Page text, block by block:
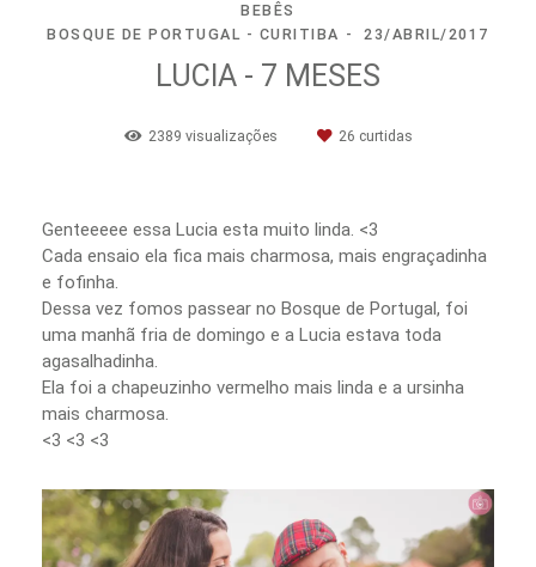
BEBÊS
BOSQUE DE PORTUGAL - CURITIBA
23/ABRIL/2017
LUCIA - 7 MESES
2389 visualizações 26 curtidas
Genteeeee essa Lucia esta muito linda. <3
Cada ensaio ela fica mais charmosa, mais engraçadinha
e fofinha.
Dessa vez fomos passear no Bosque de Portugal, foi
uma manhã fria de domingo e a Lucia estava toda
agasalhadinha.
Ela foi a chapeuzinho vermelho mais linda e a ursinha
mais charmosa.
<3 <3 <3